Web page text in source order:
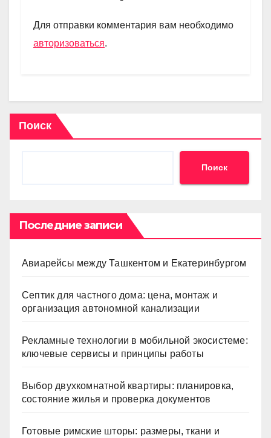
m p
p
a
и
Для отправки комментария вам необходимо
авторизоваться.
Поиск
Поиск
Последние записи
Авиарейсы между Ташкентом и Екатеринбургом
Септик для частного дома: цена, монтаж и
организация автономной канализации
Рекламные технологии в мобильной экосистеме:
ключевые сервисы и принципы работы
Выбор двухкомнатной квартиры: планировка,
состояние жилья и проверка документов
Готовые римские шторы: размеры, ткани и